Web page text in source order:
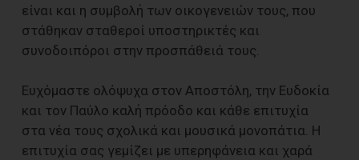
είναι και η συμβολή των οικογενειών τους, που
στάθηκαν σταθεροί υποστηρικτές και
συνοδοιπόροι στην προσπάθειά τους.
Ευχόμαστε ολόψυχα στον Αποστόλη, την Ευδοκία
και τον Παύλο καλή πρόοδο και κάθε επιτυχία
στα νέα τους σχολικά και μουσικά μονοπάτια. Η
επιτυχία σας γεμίζει με υπερηφάνεια και χαρά